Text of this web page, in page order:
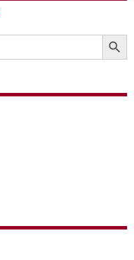
SEARCH